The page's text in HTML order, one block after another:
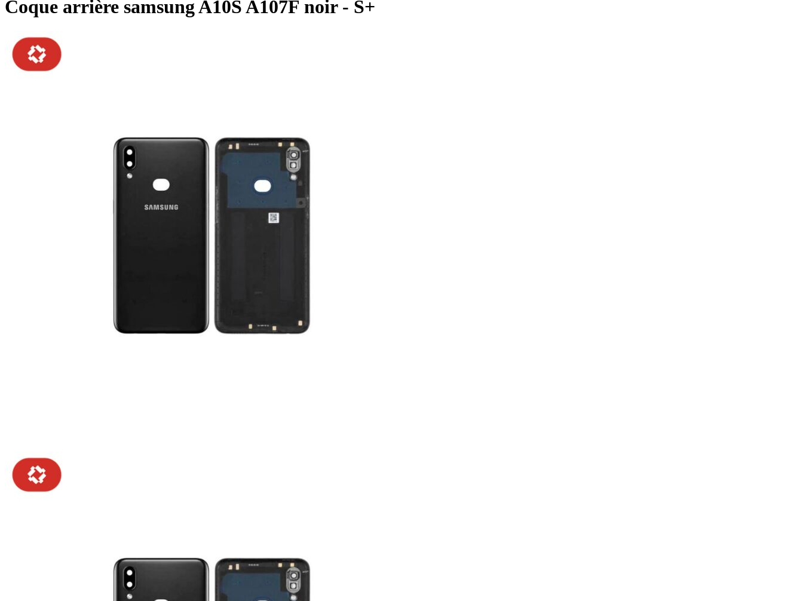
Coque arrière samsung A10S A107F noir - S+